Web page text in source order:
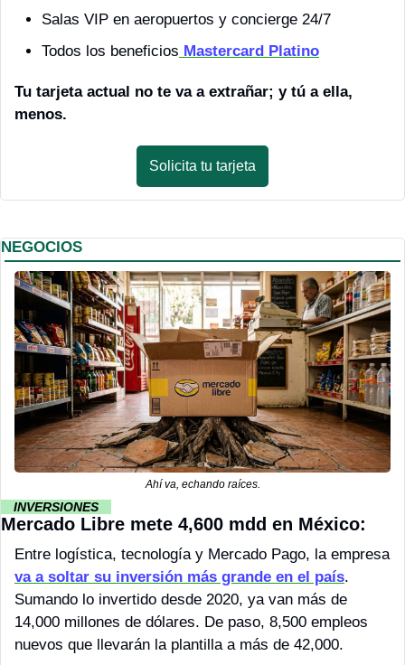
Salas VIP en aeropuertos y concierge 24/7
Todos los beneficios Mastercard Platino
Tu tarjeta actual no te va a extrañar; y tú a ella,
menos.
Solicita tu tarjeta
NEGOCIOS
Ahí va, echando raíces.
INVERSIONES
Mercado Libre mete 4,600 mdd en México:
Entre logística, tecnología y Mercado Pago, la empresa
va a soltar su inversión más grande en el país.
Sumando lo invertido desde 2020, ya van más de
14,000 millones de dólares. De paso, 8,500 empleos
nuevos que llevarán la plantilla a más de 42,000.